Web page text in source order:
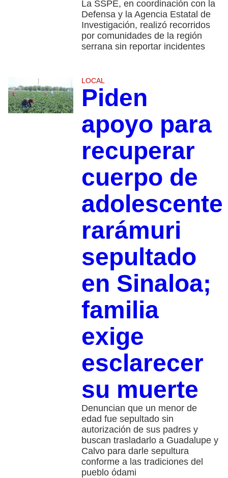
La SSPE, en coordinación con la
Defensa y la Agencia Estatal de
Investigación, realizó recorridos
por comunidades de la región
serrana sin reportar incidentes
LOCAL
Piden
apoyo para
recuperar
cuerpo de
adolescente
rarámuri
sepultado
en Sinaloa;
familia
exige
esclarecer
su muerte
Denuncian que un menor de
edad fue sepultado sin
autorización de sus padres y
buscan trasladarlo a Guadalupe y
Calvo para darle sepultura
conforme a las tradiciones del
pueblo ódami